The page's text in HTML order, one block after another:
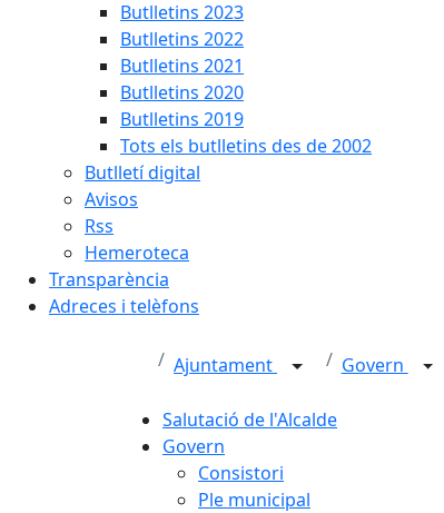
Butlletins 2023
Butlletins 2022
Butlletins 2021
Butlletins 2020
Butlletins 2019
Tots els butlletins des de 2002
Butlletí digital
Avisos
Rss
Hemeroteca
Transparència
Adreces i telèfons
Ajuntament Govern
Salutació de l'Alcalde
Govern
Consistori
Ple municipal